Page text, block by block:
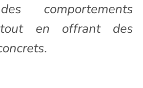
comportements
en offrant des